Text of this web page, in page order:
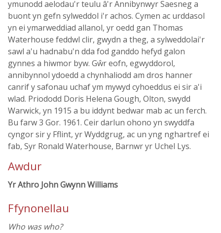
ymunodd aelodau'r teulu â'r Annibynwyr Saesneg a
buont yn gefn sylweddol i'r achos. Cymen ac urddasol
yn ei ymarweddiad allanol, yr oedd gan Thomas
Waterhouse feddwl clir, gwydn a theg, a sylweddolai'r
sawl a'u hadnabu'n dda fod ganddo hefyd galon
gynnes a hiwmor byw. Gŵr eofn, egwyddorol,
annibynnol ydoedd a chynhaliodd am dros hanner
canrif y safonau uchaf ym mywyd cyhoeddus ei sir a'i
wlad. Priododd Doris Helena Gough, Olton, swydd
Warwick, yn 1915 a bu iddynt bedwar mab ac un ferch.
Bu farw 3 Gor. 1961. Ceir darlun ohono yn swyddfa
cyngor sir y Fflint, yr Wyddgrug, ac un yng nghartref ei
fab, Syr Ronald Waterhouse, Barnwr yr Uchel Lys.
Awdur
Yr Athro John Gwynn Williams
Ffynonellau
Who was who?